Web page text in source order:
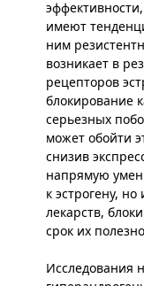
имеют
ним
возникает в
рецепторов
блокирование
серьезных
может обойти
снизив
напрямую
к эстрогену,
лекарств,
срок их
Исследования